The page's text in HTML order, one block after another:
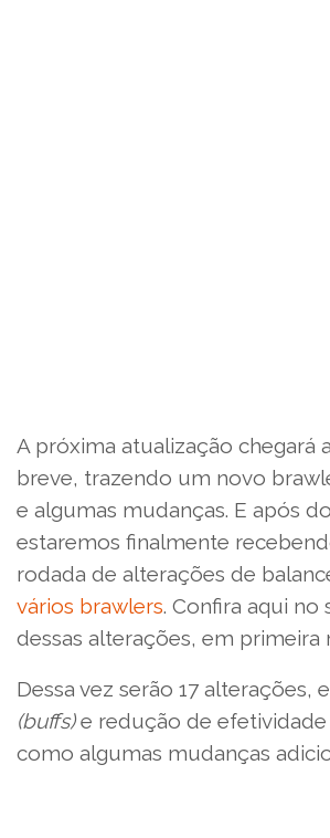
A próxima atualização chegará
breve, trazendo um novo
e algumas mudanças. E após
estaremos finalmente
rodada de alterações de
vários brawlers. Confira aqui no
dessas alterações, em primeira
Dessa vez serão 17 alterações,
(buffs)e redução de efetividade
como algumas mudanças